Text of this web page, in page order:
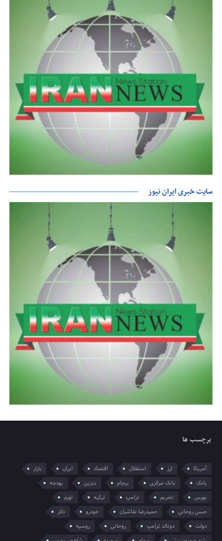
سایت خبری ایران نیوز
برچسب ها
آمریکا ارز استقلال اقتصاد ایران
بازار
بانک
بانک مرکزی برجام بنزین
بودجه
بورس
تحریم ترامپ ترکیه
تورم
حسن روحانی
حمیدرضا نقاشیان خودرو
دلار
دولت
دونالد ترامپ روحانی
روسیه